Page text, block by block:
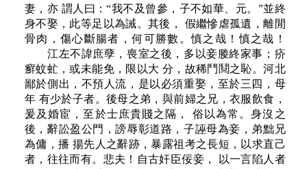
妻，亦 謂人曰：“我不及曾參，子不如華、元。”並終
身不娶，此等足以為誡。其後， 假繼慘虐孤遺，離閒
骨肉，傷心斷腸者，何可勝數。慎之哉！慎之哉！
江左不諱庶孽，喪室之後，多以妾媵終家事；疥
癬蚊虻，或未能免，限以大 分，故稀鬥鬩之恥。河北
鄙於側出，不預人流，是以必須重娶，至於三四，母
年 有少於子者。後母之弟，與前婦之兄，衣服飲食，
爰及婚宦，至於士庶貴賤之隔， 俗以為常。身沒之
後，辭訟盈公門，謗辱彰道路，子誣母為妾，弟黜兄
為傭，播 揚先人之辭跡，暴露祖考之長短，以求直己
者，往往而有。悲夫！自古奸臣佞妾， 以一言陷人者